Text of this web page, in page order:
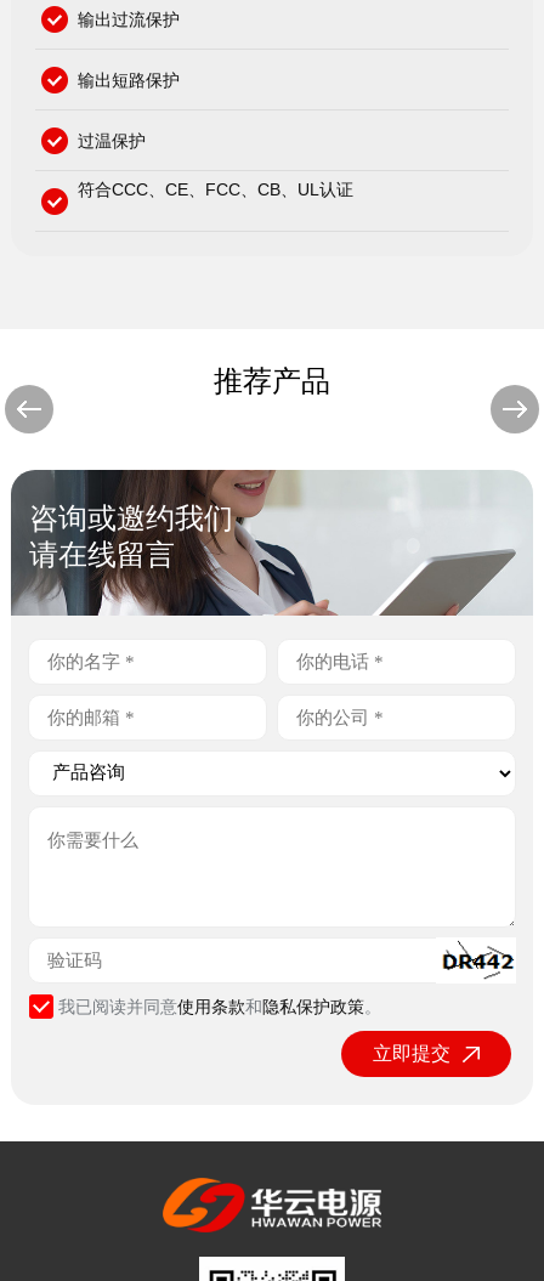
输出过流保护
输出短路保护
过温保护
符合CCC、CE、FCC、CB、UL认证
推荐产品
咨询或邀约我们
请在线留言
我已阅读并同意使用条款和隐私保护政策。